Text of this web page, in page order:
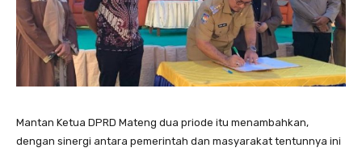
Mantan Ketua DPRD Mateng dua priode itu menambahkan,
dengan sinergi antara pemerintah dan masyarakat tentunnya ini